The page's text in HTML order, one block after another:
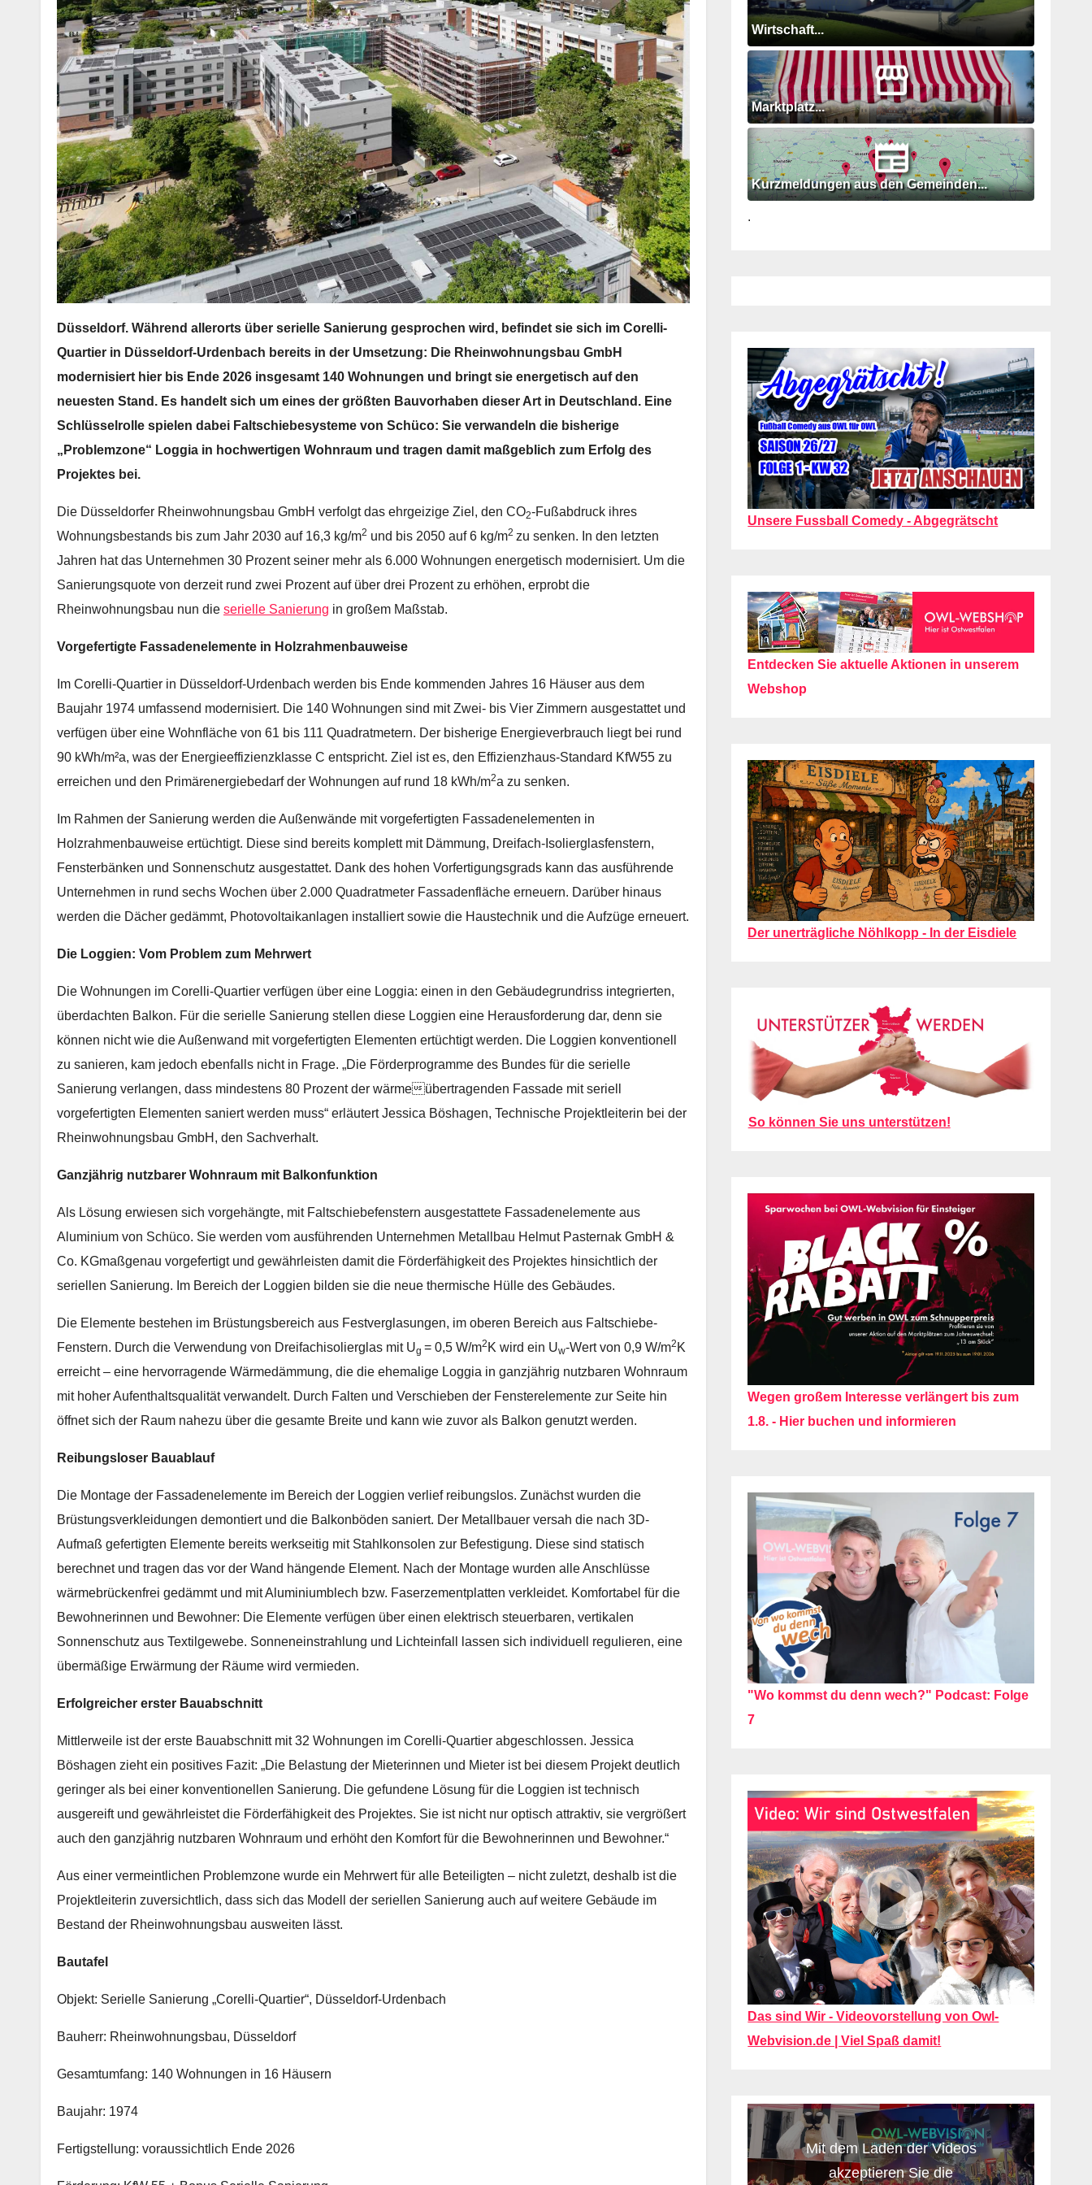
Düsseldorf. Während allerorts über serielle Sanierung gesprochen wird, befindet sie sich im Corelli-
Quartier in Düsseldorf-Urdenbach bereits in der Umsetzung: Die Rheinwohnungsbau GmbH
modernisiert hier bis Ende 2026 insgesamt 140 Wohnungen und bringt sie energetisch auf den
neuesten Stand. Es handelt sich um eines der größten Bauvorhaben dieser Art in Deutschland. Eine
Schlüsselrolle spielen dabei Faltschiebesysteme von Schüco: Sie verwandeln die bisherige
„Problemzone“ Loggia in hochwertigen Wohnraum und tragen damit maßgeblich zum Erfolg des
Projektes bei.
Die Düsseldorfer Rheinwohnungsbau GmbH verfolgt das ehrgeizige Ziel, den CO2-Fußabdruck ihres
Wohnungsbestands bis zum Jahr 2030 auf 16,3 kg/m2 und bis 2050 auf 6 kg/m2 zu senken. In den letzten
Jahren hat das Unternehmen 30 Prozent seiner mehr als 6.000 Wohnungen energetisch modernisiert. Um die
Sanierungsquote von derzeit rund zwei Prozent auf über drei Prozent zu erhöhen, erprobt die
Rheinwohnungsbau nun die serielle Sanierung in großem Maßstab.
Vorgefertigte Fassadenelemente in Holzrahmenbauweise
Im Corelli-Quartier in Düsseldorf-Urdenbach werden bis Ende kommenden Jahres 16 Häuser aus dem
Baujahr 1974 umfassend modernisiert. Die 140 Wohnungen sind mit Zwei- bis Vier Zimmern ausgestattet und
verfügen über eine Wohnfläche von 61 bis 111 Quadratmetern. Der bisherige Energieverbrauch liegt bei rund
90 kWh/m²a, was der Energieeffizienzklasse C entspricht. Ziel ist es, den Effizienzhaus-Standard KfW55 zu
erreichen und den Primärenergiebedarf der Wohnungen auf rund 18 kWh/m2a zu senken.
Im Rahmen der Sanierung werden die Außenwände mit vorgefertigten Fassadenelementen in
Holzrahmenbauweise ertüchtigt. Diese sind bereits komplett mit Dämmung, Dreifach-Isolierglasfenstern,
Fensterbänken und Sonnenschutz ausgestattet. Dank des hohen Vorfertigungsgrads kann das ausführende
Unternehmen in rund sechs Wochen über 2.000 Quadratmeter Fassadenfläche erneuern. Darüber hinaus
werden die Dächer gedämmt, Photovoltaikanlagen installiert sowie die Haustechnik und die Aufzüge erneuert.
Die Loggien: Vom Problem zum Mehrwert
Die Wohnungen im Corelli-Quartier verfügen über eine Loggia: einen in den Gebäudegrundriss integrierten,
überdachten Balkon. Für die serielle Sanierung stellen diese Loggien eine Herausforderung dar, denn sie
können nicht wie die Außenwand mit vorgefertigten Elementen ertüchtigt werden. Die Loggien konventionell
zu sanieren, kam jedoch ebenfalls nicht in Frage. „Die Förderprogramme des Bundes für die serielle
Sanierung verlangen, dass mindestens 80 Prozent der wärmeübertragenden Fassade mit seriell
vorgefertigten Elementen saniert werden muss“ erläutert Jessica Böshagen, Technische Projektleiterin bei der
Rheinwohnungsbau GmbH, den Sachverhalt.
Ganzjährig nutzbarer Wohnraum mit Balkonfunktion
Als Lösung erwiesen sich vorgehängte, mit Faltschiebefenstern ausgestattete Fassadenelemente aus
Aluminium von Schüco. Sie werden vom ausführenden Unternehmen Metallbau Helmut Pasternak GmbH &
Co. KGmaßgenau vorgefertigt und gewährleisten damit die Förderfähigkeit des Projektes hinsichtlich der
seriellen Sanierung. Im Bereich der Loggien bilden sie die neue thermische Hülle des Gebäudes.
Die Elemente bestehen im Brüstungsbereich aus Festverglasungen, im oberen Bereich aus Faltschiebe-
Fenstern. Durch die Verwendung von Dreifachisolierglas mit Ug = 0,5 W/m2 K wird ein Uw-Wert von 0,9 W/m2 K
erreicht – eine hervorragende Wärmedämmung, die die ehemalige Loggia in ganzjährig nutzbaren Wohnraum
mit hoher Aufenthaltsqualität verwandelt. Durch Falten und Verschieben der Fensterelemente zur Seite hin
öffnet sich der Raum nahezu über die gesamte Breite und kann wie zuvor als Balkon genutzt werden.
Reibungsloser Bauablauf
Die Montage der Fassadenelemente im Bereich der Loggien verlief reibungslos. Zunächst wurden die
Brüstungsverkleidungen demontiert und die Balkonböden saniert. Der Metallbauer versah die nach 3D-
Aufmaß gefertigten Elemente bereits werkseitig mit Stahlkonsolen zur Befestigung. Diese sind statisch
berechnet und tragen das vor der Wand hängende Element. Nach der Montage wurden alle Anschlüsse
wärmebrückenfrei gedämmt und mit Aluminiumblech bzw. Faserzementplatten verkleidet. Komfortabel für die
Bewohnerinnen und Bewohner: Die Elemente verfügen über einen elektrisch steuerbaren, vertikalen
Sonnenschutz aus Textilgewebe. Sonneneinstrahlung und Lichteinfall lassen sich individuell regulieren, eine
übermäßige Erwärmung der Räume wird vermieden.
Erfolgreicher erster Bauabschnitt
Mittlerweile ist der erste Bauabschnitt mit 32 Wohnungen im Corelli-Quartier abgeschlossen. Jessica
Böshagen zieht ein positives Fazit: „Die Belastung der Mieterinnen und Mieter ist bei diesem Projekt deutlich
geringer als bei einer konventionellen Sanierung. Die gefundene Lösung für die Loggien ist technisch
ausgereift und gewährleistet die Förderfähigkeit des Projektes. Sie ist nicht nur optisch attraktiv, sie vergrößert
auch den ganzjährig nutzbaren Wohnraum und erhöht den Komfort für die Bewohnerinnen und Bewohner.“
Aus einer vermeintlichen Problemzone wurde ein Mehrwert für alle Beteiligten – nicht zuletzt, deshalb ist die
Projektleiterin zuversichtlich, dass sich das Modell der seriellen Sanierung auch auf weitere Gebäude im
Bestand der Rheinwohnungsbau ausweiten lässt.
Bautafel
Objekt: Serielle Sanierung „Corelli-Quartier“, Düsseldorf-Urdenbach
Bauherr: Rheinwohnungsbau, Düsseldorf
Gesamtumfang: 140 Wohnungen in 16 Häusern
Baujahr: 1974
Fertigstellung: voraussichtlich Ende 2026
Wirtschaft...
Marktplatz...
Kurzmeldungen aus den Gemeinden...
.
Unsere Fussball Comedy - Abgegrätscht
Entdecken Sie aktuelle Aktionen in unserem
Webshop
Der unerträgliche Nöhlkopp - In der Eisdiele
So können Sie uns unterstützen!
Wegen großem Interesse verlängert bis zum
1.8. - Hier buchen und informieren
"Wo kommst du denn wech?" Podcast: Folge
7
Das sind Wir - Videovorstellung von Owl-
Webvision.de | Viel Spaß damit!
Mit dem Laden der Videos
akzeptieren Sie die